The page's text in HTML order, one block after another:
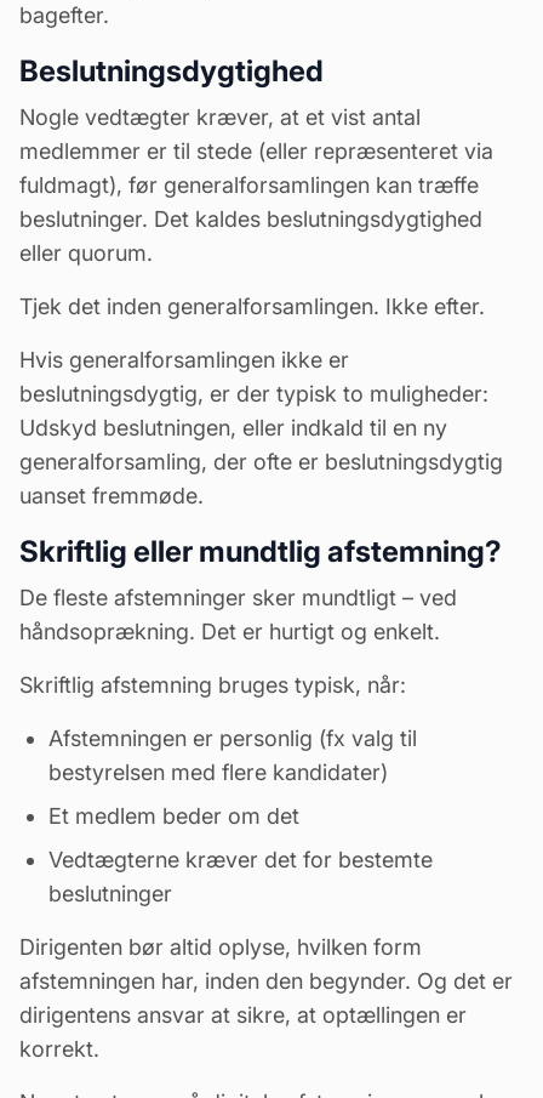
bagefter.
Beslutningsdygtighed
Nogle vedtægter kræver, at et vist antal
medlemmer er til stede (eller repræsenteret via
fuldmagt), før generalforsamlingen kan træffe
beslutninger. Det kaldes beslutningsdygtighed
eller quorum.
Tjek det inden generalforsamlingen. Ikke efter.
Hvis generalforsamlingen ikke er
beslutningsdygtig, er der typisk to muligheder:
Udskyd beslutningen, eller indkald til en ny
generalforsamling, der ofte er beslutningsdygtig
uanset fremmøde.
Skriftlig eller mundtlig afstemning?
De fleste afstemninger sker mundtligt – ved
håndsoprækning. Det er hurtigt og enkelt.
Skriftlig afstemning bruges typisk, når:
Afstemningen er personlig (fx valg til
bestyrelsen med flere kandidater)
Et medlem beder om det
Vedtægterne kræver det for bestemte
beslutninger
Dirigenten bør altid oplyse, hvilken form
afstemningen har, inden den begynder. Og det er
dirigentens ansvar at sikre, at optællingen er
korrekt.